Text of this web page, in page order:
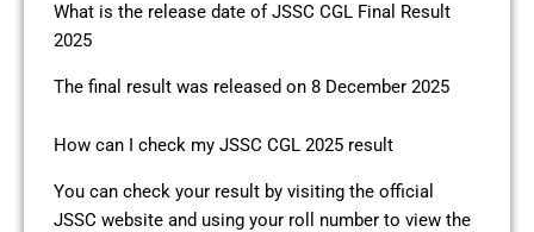
What is the release date of JSSC CGL Final Result
2025
The final result was released on 8 December 2025
How can I check my JSSC CGL 2025 result
You can check your result by visiting the official
JSSC website and using your roll number to view the